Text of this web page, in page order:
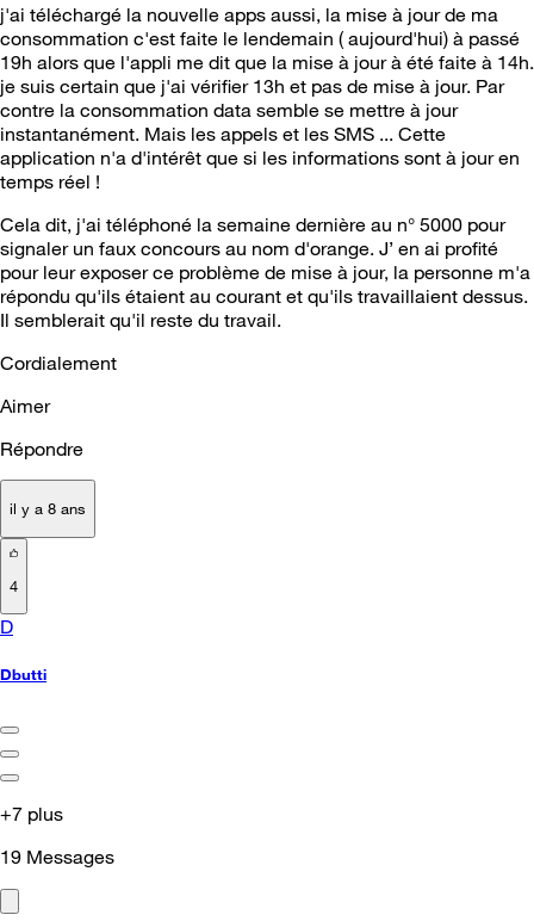
j'ai téléchargé la nouvelle apps aussi, la mise à jour de ma
consommation c'est faite le lendemain ( aujourd'hui) à passé
19h alors que l'appli me dit que la mise à jour à été faite à 14h.
je suis certain que j'ai vérifier 13h et pas de mise à jour. Par
contre la consommation data semble se mettre à jour
instantanément. Mais les appels et les SMS ... Cette
application n'a d'intérêt que si les informations sont à jour en
temps réel !
Cela dit, j'ai téléphoné la semaine dernière au n° 5000 pour
signaler un faux concours au nom d'orange. J’ en ai profité
pour leur exposer ce problème de mise à jour, la personne m'a
répondu qu'ils étaient au courant et qu'ils travaillaient dessus.
Il semblerait qu'il reste du travail.
Cordialement
Aimer
Répondre
il y a 8 ans
4
D
Dbutti
+7 plus
19 Messages